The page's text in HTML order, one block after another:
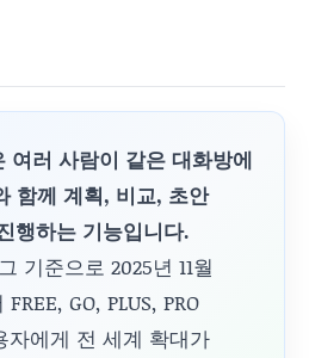
여러 사람이 같은 대화방에
함께 계획, 비교, 초안
행하는 기능입니다.
기준으로 2025년 11월
GO, PLUS, PRO
자에게 전 세계 확대가